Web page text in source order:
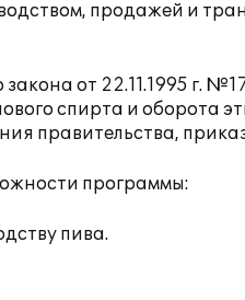
продажей и
от 22.11.1995 г.
спирта и оборота
правительства,
программы:
пива.